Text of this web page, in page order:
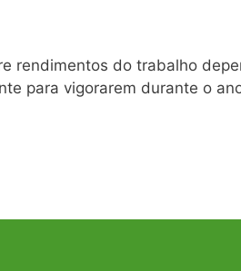
rendimentos do trabalho
para vigorarem durante o